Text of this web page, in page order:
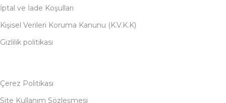
İptal ve İade Koşulları
Kişisel Verileri Koruma Kanunu (K.V.K.K)
Gizlilik politikası
Çerez Politikası
Site Kullanım Sözleşmesi